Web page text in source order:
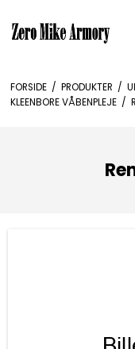
FORSIDE / PRODUKTER /
KLEENBORE VÅBENPLEJE /